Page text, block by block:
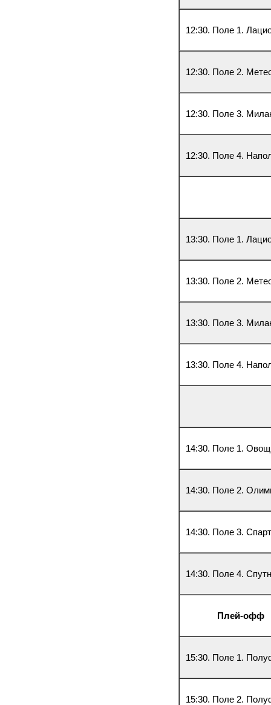
12:30. Поле 1.
12:30. Поле 2.
12:30. Поле 3.
12:30. Поле 4.
13:30. Поле 1.
13:30. Поле 2.
13:30. Поле 3.
13:30. Поле 4.
14:30. Поле 1.
14:30. Поле 2.
14:30. Поле 3.
14:30. Поле 4.
15:30. Поле 1.
15:30. Поле 2.